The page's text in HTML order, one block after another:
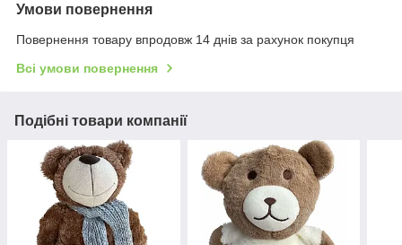
Умови повернення
Повернення товару впродовж 14 днів за рахунок покупця
Всі умови повернення
Подібні товари компанії